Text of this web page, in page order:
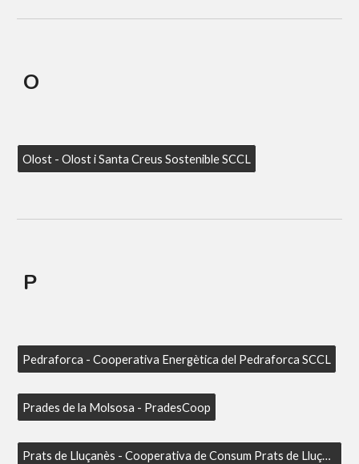
O
Olost - Olost i Santa Creus Sostenible SCCL
P
Pedraforca - Cooperativa Energètica del Pedraforca SCCL
Prades de la Molsosa - PradesCoop
Prats de Lluçanès - Cooperativa de Consum Prats de Lluçanès SCCL